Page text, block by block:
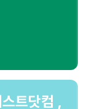
트닷컴 ,